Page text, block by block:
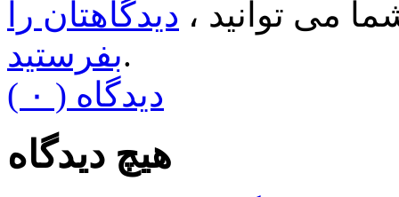
می توانید ، دیدگاهتان را
بفرستید.
( ۰ ) دیدگاه
هیچ دیدگاه